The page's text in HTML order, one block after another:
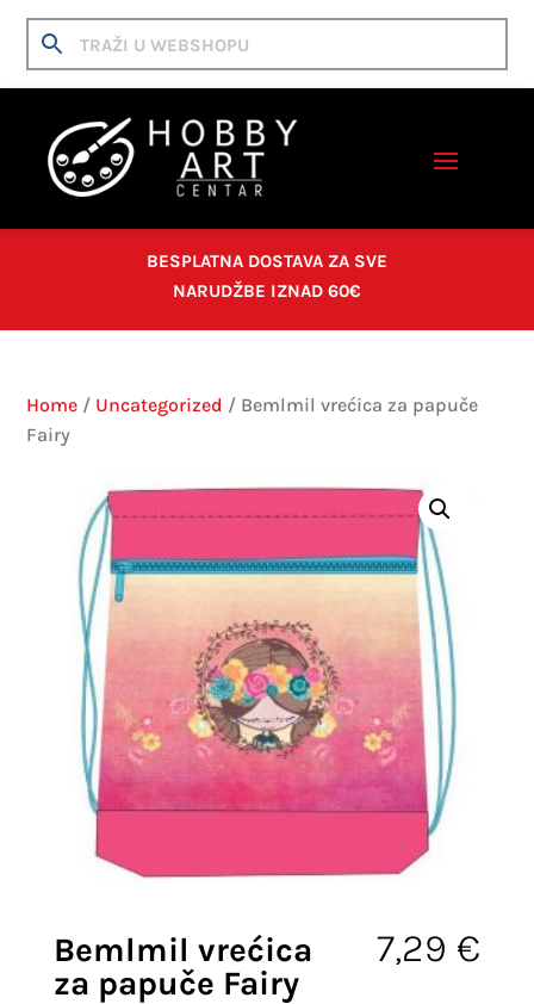
BESPLATNA DOSTAVA ZA SVE
NARUDŽBE IZNAD 60€
Home / Uncategorized / Bemlmil vrećica za papuče
Fairy
Bemlmil vrećica
za papuče Fairy
7,29 €